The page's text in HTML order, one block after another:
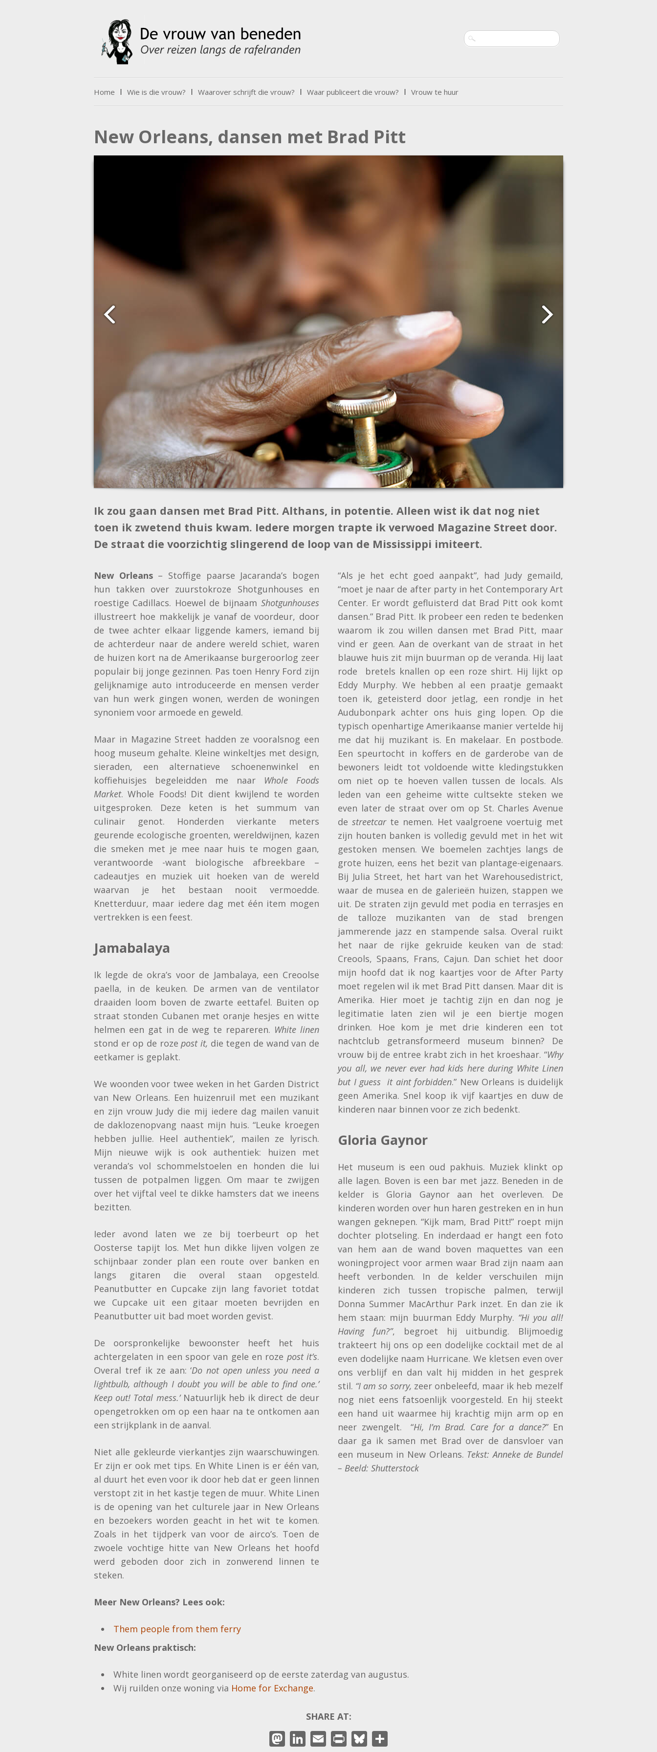
Search
Menu
Skip to content
Home Wie is die vrouw? Waarover schrijft die vrouw? Waar publiceert die vrouw? Vrouw te huur
New Orleans, dansen met Brad Pitt
Ik zou gaan dansen met Brad Pitt. Althans, in potentie. Alleen wist ik dat nog niet
toen ik zwetend thuis kwam. Iedere morgen trapte ik verwoed Magazine Street door.
De straat die voorzichtig slingerend de loop van de Mississippi imiteert.
New Orleans– Stoffige paarse Jacaranda’s bogen
hun takken over zuurstokroze Shotgunhouses en
roestige Cadillacs. Hoewel de bijnaam Shotgunhouses
illustreert hoe makkelijk je vanaf de voordeur, door
de twee achter elkaar liggende kamers, iemand bij
de achterdeur naar de andere wereld schiet, waren
de huizen kort na de Amerikaanse burgeroorlog zeer
populair bij jonge gezinnen. Pas toen Henry Ford zijn
gelijknamige auto introduceerde en mensen verder
van hun werk gingen wonen, werden de woningen
synoniem voor armoede en geweld.
Maar in Magazine Street hadden ze vooralsnog een
hoog museum gehalte. Kleine winkeltjes met design,
sieraden, een alternatieve schoenenwinkel en
koffiehuisjes begeleidden me naar Whole Foods
Market. Whole Foods! Dit dient kwijlend te worden
uitgesproken. Deze keten is het summum van
culinair genot. Honderden vierkante meters
geurende ecologische groenten, wereldwijnen, kazen
die smeken met je mee naar huis te mogen gaan,
verantwoorde -want biologische afbreekbare –
cadeautjes en muziek uit hoeken van de wereld
waarvan je het bestaan nooit vermoedde.
Knetterduur, maar iedere dag met één item mogen
vertrekken is een feest.
Jamabalaya
Ik legde de okra’s voor de Jambalaya, een Creoolse
paella, in de keuken. De armen van de ventilator
draaiden loom boven de zwarte eettafel. Buiten op
straat stonden Cubanen met oranje hesjes en witte
helmen een gat in de weg te repareren. White linen
stond er op de rozepost it, die tegen de wand van de
eetkamer is geplakt.
We woonden voor twee weken in het Garden District
van New Orleans. Een huizenruil met een muzikant
en zijn vrouw Judy die mij iedere dag mailen vanuit
de daklozenopvang naast mijn huis. “Leuke kroegen
hebben jullie. Heel authentiek”, mailen ze lyrisch.
Mijn nieuwe wijk is ook authentiek: huizen met
veranda’s vol schommelstoelen en honden die lui
tussen de potpalmen liggen. Om maar te zwijgen
over het vijftal veel te dikke hamsters dat we ineens
bezitten.
Ieder avond laten we ze bij toerbeurt op het
Oosterse tapijt los. Met hun dikke lijven volgen ze
schijnbaar zonder plan een route over banken en
langs gitaren die overal staan opgesteld.
Peanutbutter en Cupcake zijn lang favoriet totdat
we Cupcake uit een gitaar moeten bevrijden en
Peanutbutter uit bad moet worden gevist.
De oorspronkelijke bewoonster heeft het huis
achtergelaten in een spoor van gele en roze post it’s.
Overal tref ik ze aan: ‘Do not open unless you need a
lightbulb, although I doubt you will be able to find one.’
Keep out! Total mess.’Natuurlijk heb ik direct de deur
opengetrokken om op een haar na te ontkomen aan
een strijkplank in de aanval.
Niet alle gekleurde vierkantjes zijn waarschuwingen.
Er zijn er ook met tips. En White Linen is er één van,
al duurt het even voor ik door heb dat er geen linnen
verstopt zit in het kastje tegen de muur. White Linen
is de opening van het culturele jaar in New Orleans
en bezoekers worden geacht in het wit te komen.
Zoals in het tijdperk van voor de airco’s. Toen de
zwoele vochtige hitte van New Orleans het hoofd
werd geboden door zich in zonwerend linnen te
steken.
“Als je het echt goed aanpakt”, had Judy gemaild,
“moet je naar de after party in het Contemporary Art
Center. Er wordt gefluisterd dat Brad Pitt ook komt
dansen.” Brad Pitt. Ik probeer een reden te bedenken
waarom ik zou willen dansen met Brad Pitt, maar
vind er geen. Aan de overkant van de straat in het
blauwe huis zit mijn buurman op de veranda. Hij laat
rode bretels knallen op een roze shirt. Hij lijkt op
Eddy Murphy. We hebben al een praatje gemaakt
toen ik, geteisterd door jetlag, een rondje in het
Audubonpark achter ons huis ging lopen. Op die
typisch openhartige Amerikaanse manier vertelde hij
me dat hij muzikant is. En makelaar. En postbode.
Een speurtocht in koffers en de garderobe van de
bewoners leidt tot voldoende witte kledingstukken
om niet op te hoeven vallen tussen de locals. Als
leden van een geheime witte cultsekte steken we
even later de straat over om op St. Charles Avenue
destreetcarte nemen. Het vaalgroene voertuig met
zijn houten banken is volledig gevuld met in het wit
gestoken mensen. We boemelen zachtjes langs de
grote huizen, eens het bezit van plantage-eigenaars.
Bij Julia Street, het hart van het Warehousedistrict,
waar de musea en de galerieën huizen, stappen we
uit. De straten zijn gevuld met podia en terrasjes en
de talloze muzikanten van de stad brengen
jammerende jazz en stampende salsa. Overal ruikt
het naar de rijke gekruide keuken van de stad:
Creools, Spaans, Frans, Cajun. Dan schiet het door
mijn hoofd dat ik nog kaartjes voor de After Party
moet regelen wil ik met Brad Pitt dansen. Maar dit is
Amerika. Hier moet je tachtig zijn en dan nog je
legitimatie laten zien wil je een biertje mogen
drinken. Hoe kom je met drie kinderen een tot
nachtclub getransformeerd museum binnen? De
vrouw bij de entree krabt zich in het kroeshaar. “Why
you all, we never ever had kids here during White Linen
but I guess it aint forbidden.” New Orleans is duidelijk
geen Amerika. Snel koop ik vijf kaartjes en duw de
kinderen naar binnen voor ze zich bedenkt.
Gloria Gaynor
Het museum is een oud pakhuis. Muziek klinkt op
alle lagen. Boven is een bar met jazz. Beneden in de
kelder is Gloria Gaynor aan het overleven. De
kinderen worden over hun haren gestreken en in hun
wangen geknepen. “Kijk mam, Brad Pitt!” roept mijn
dochter plotseling. En inderdaad er hangt een foto
van hem aan de wand boven maquettes van een
woningproject voor armen waar Brad zijn naam aan
heeft verbonden. In de kelder verschuilen mijn
kinderen zich tussen tropische palmen, terwijl
Donna Summer MacArthur Park inzet. En dan zie ik
hem staan: mijn buurman Eddy Murphy. “Hi you all!
Having fun?”, begroet hij uitbundig. Blijmoedig
trakteert hij ons op een dodelijke cocktail met de al
even dodelijke naam Hurricane. We kletsen even over
ons verblijf en dan valt hij midden in het gesprek
stil. “I am so sorry, zeer onbeleefd, maar ik heb mezelf
nog niet eens fatsoenlijk voorgesteld. En hij steekt
een hand uit waarmee hij krachtig mijn arm op en
neer zwengelt. “Hi, I’m Brad. Care for a dance?” En
daar ga ik samen met Brad over de dansvloer van
een museum in New Orleans. Tekst: Anneke de Bundel
– Beeld: Shutterstock
Meer New Orleans? Lees ook:
Them people from them ferry
New Orleans praktisch:
White linen wordt georganiseerd op de eerste zaterdag van augustus.
Wij ruilden onze woning via Home for Exchange.
SHARE AT:
M Li E Pr Bl